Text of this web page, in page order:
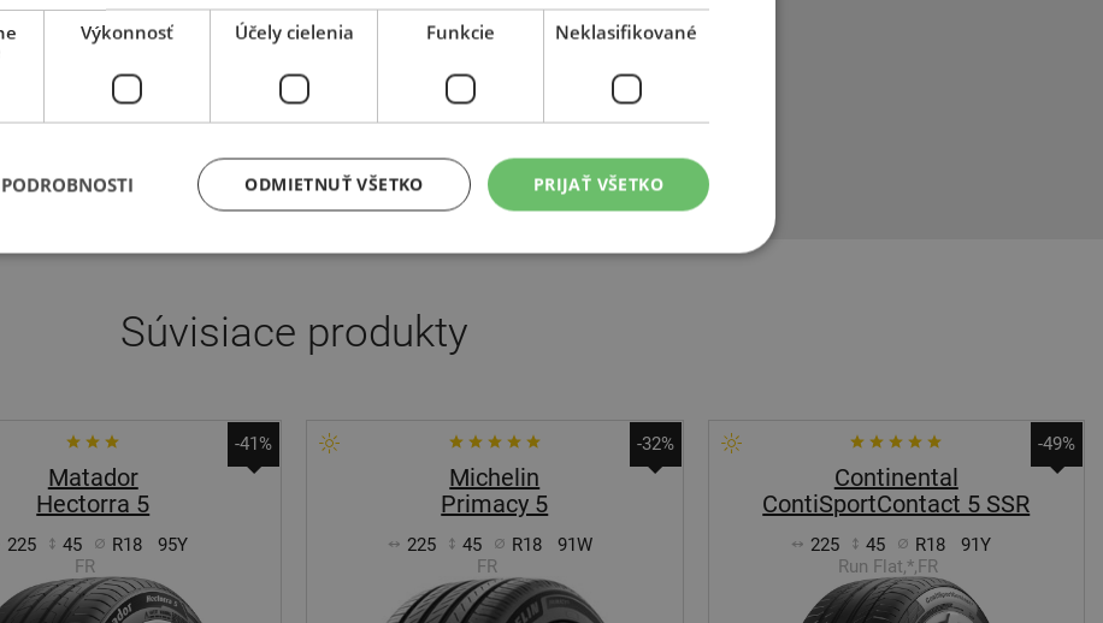
k odvodneniu profilu.
naplánovali vývojári podľa rozmeru pneumatiky tri, štyri alebo päť rebier. Toto
na mieru umožňuje dobrú priľnavosť a precízne handling až do limitov. Veľmi
sklonu k aquaplaningu.
Súvisiace produkty
-41%
Matador
Hectorra 5
225 45 R18
95Y
FR
-32%
Michelin
Primacy 5
225 45 R18
91W
FR
-49%
Continental
ContiSportContact 5 SSR
225 45 R18
91Y
Run Flat,*,FR
Výkonnosť Účely cielenia Funkcie Neklasifikované
PRIJAŤ VŠETKO
ODMIETNUŤ VŠETKO